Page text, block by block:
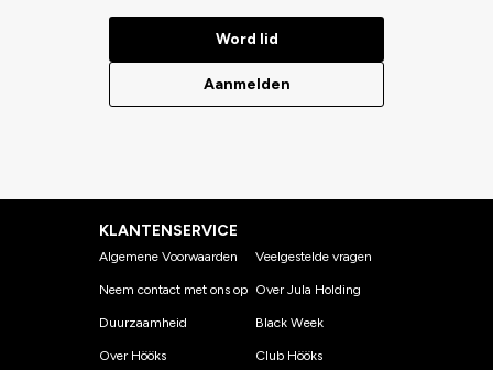
Word lid
Aanmelden
KLANTENSERVICE
Algemene Voorwaarden
Neem contact met ons op
Duurzaamheid
Over Hööks
Veelgestelde vragen
Over Jula Holding
Black Week
Club Hööks